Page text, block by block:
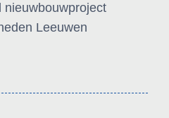
nieuwbouwproject
Leeuwen